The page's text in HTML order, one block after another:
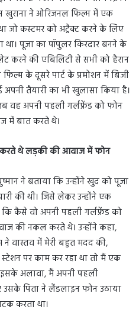
ने ओरिजनल फिल्म में एक
जो कस्टमर को अट्रैक्ट करने के लिए
पूजा का पॉपुलर किरदार बनने के
करने की एबिलिटी से सभी को हैरान
के दूसरे पार्ट के प्रमोशन में बिजी
तैयारी का भी खुलासा किया है।
वह अपनी पहली गर्लफ्रेंड को फोन
में बात करते थे।
करते थे लड़की की आवाज में फोन
ने बताया कि उन्होंने खुद को पूजा
की थी। जिसे लेकर उन्होंने एक
कैसे वो अपनी पहली गर्लफ्रेंड को
की नकल करते थे। उन्होंने कहा,
ने वास्तव में मेरी बहुत मदद की,
पर काम कर रहा था तो मैं एक
अलावा, मैं अपनी पहली
पिता ने लैंडलाइन फोन उठाया
करता था।